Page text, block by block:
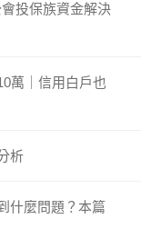
投保族資金解決
萬｜信用白戶也
析
什麼問題？本篇